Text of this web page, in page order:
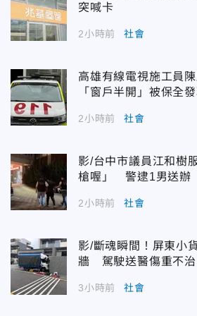
突喊卡
2小時前 社會
高雄有線電視施工員
「窗戶半開」被保全
2小時前 社會
影/台中市議員江和樹
槍喔」 警逮1男送辦
2小時前 社會
影/斷魂瞬間！屏東小
牆 駕駛送醫傷重不治
3小時前 社會